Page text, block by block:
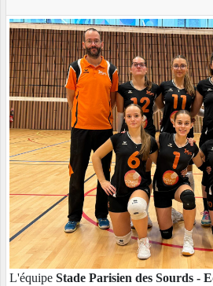
L'équipe Stade Parisien des Sourds -